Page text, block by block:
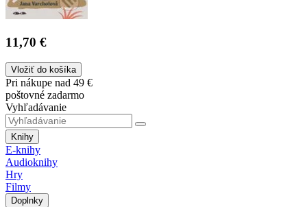
11,70 €
Vložiť do košíka
Pri nákupe nad 49 €
poštovné zadarmo
Vyhľadávanie
Knihy
E-knihy
Audioknihy
Hry
Filmy
Doplnky